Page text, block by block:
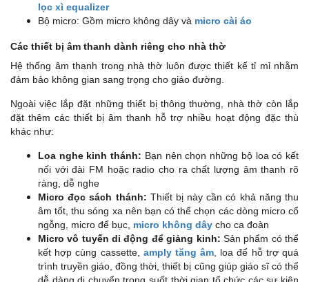
lọc xì equalizer
Bộ micro: Gồm micro không dây và micro cài áo
Các thiết bị âm thanh dành riêng cho nhà thờ
Hệ thống âm thanh trong nhà thờ luôn được thiết kế tỉ mỉ nhằm
đảm bảo không gian sang trọng cho giáo đường.
Ngoài việc lắp đặt những thiết bị thông thường, nhà thờ còn lắp
đặt thêm các thiết bị âm thanh hỗ trợ nhiều hoạt động đặc thù
khác như:
Loa nghe kinh thánh: Bạn nên chọn những bộ loa có kết
nối với đài FM hoặc radio cho ra chất lượng âm thanh rõ
ràng, dễ nghe
Micro đọc sách thánh: Thiết bị này cần có khả năng thu
âm tốt, thu sóng xa nên bạn có thể chọn các dòng micro cổ
ngỗng, micro để bục, micro không dây cho ca đoàn
Micro vô tuyến di động để giảng kinh: Sản phẩm có thể
kết hợp cùng cassette, amply tăng âm , loa để hỗ trợ quá
trình truyền giáo, đồng thời, thiết bị cũng giúp giáo sĩ có thể
dễ dàng di chuyển trong suốt thời gian tổ chức các sự kiện